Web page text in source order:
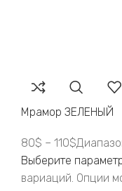
Мрамор ЗЕЛЕНЫЙ
80$ – 110$
Выберите
вариаций. Опции